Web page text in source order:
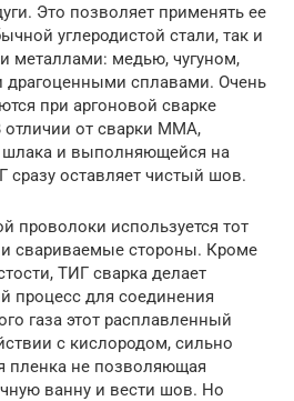
Это позволяет применять ее
углеродистой стали, так и
металлами: медью, чугуном,
сплавами. Очень
при аргоновой сварке
от сварки MMA,
шлака и выполняющейся на
сразу оставляет чистый шов.
проволоки используется тот
свариваемые стороны. Кроме
ТИГ сварка делает
для соединения
газа этот расплавленный
с кислородом, сильно
пленка не позволяющая
ванну и вести шов. Но